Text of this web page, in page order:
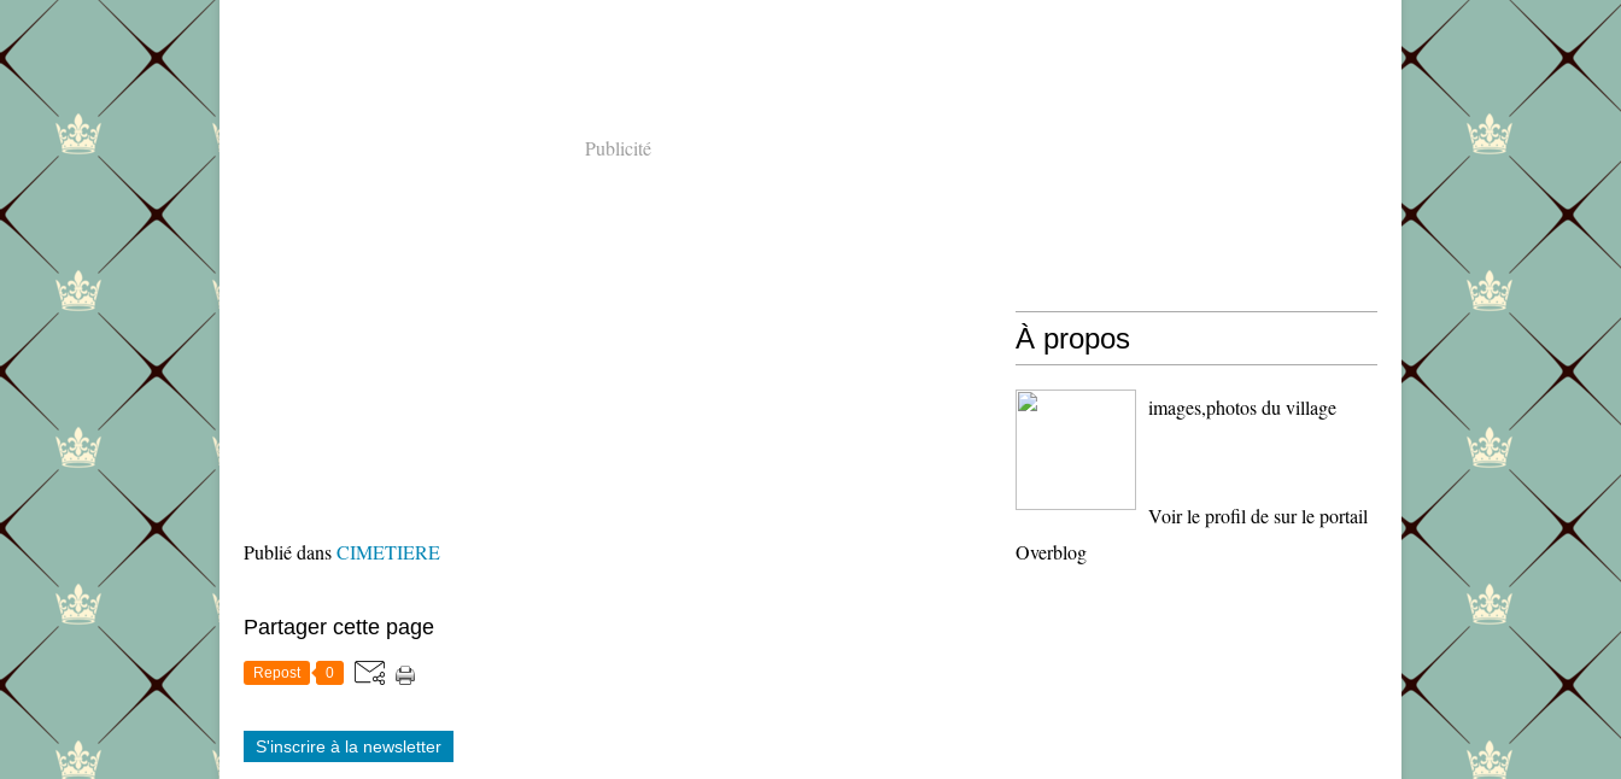
Publicité
Publié dansCIMETIERE
Partager cette page
Repost 0
S'inscrire à la newsletter
À propos
images,photos du village
Voir le profil desur le portail
Overblog